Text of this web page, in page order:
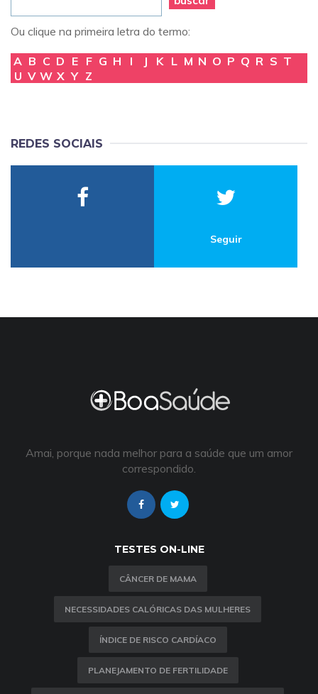
Ou clique na primeira letra do termo:
A B C D E F G H I J K L M N O P Q R S T
U V W X Y Z
REDES SOCIAIS
Seguir
Amai, porque nada melhor para a saúde que um amor
correspondido.
TESTES ON-LINE
CÂNCER DE MAMA
NECESSIDADES CALÓRICAS DAS MULHERES
ÍNDICE DE RISCO CARDÍACO
PLANEJAMENTO DE FERTILIDADE